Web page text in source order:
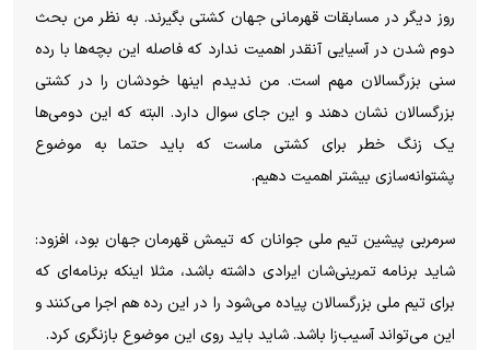
روز دیگر در مسابقات قهرمانی جهان کشتی بگیرند. به نظر من بحث
دوم شدن در آسیایی آنقدر اهمیت ندارد که فاصله این بچه‌ها با رده
سنی بزرگسالان مهم است. من ندیدم اینها خودشان را در کشتی
بزرگسالان نشان دهند و این جای سوال دارد. البته که این دومی‌ها
یک زنگ خطر برای کشتی ماست که باید حتما به موضوع
پشتوانه‌سازی بیشتر اهمیت دهیم.
سرمربی پیشین تیم ملی جوانان که تیمش قهرمان جهان بود، افزود:
شاید برنامه تمرینی‌شان ایرادی داشته باشد، مثلا اینکه برنامه‌ای که
برای تیم ملی بزرگسالان پیاده می‌شود را در این رده هم اجرا می‌کنند و
این می‌تواند آسیب‌زا باشد. شاید باید روی این موضوع بازنگری کرد.